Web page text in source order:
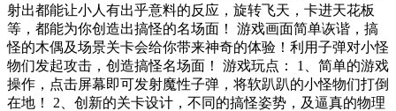
射出都能让小人有出乎意料的反应，旋转飞天，卡进天花板
等，都能为你创造出搞怪的名场面！ 游戏画面简单诙谐，搞
怪的木偶及场景关卡会给你带来神奇的体验！利用子弹对小怪
物们发起攻击，创造搞怪名场面！ 游戏玩点： 1、简单的游戏
操作，点击屏幕即可发射魔性子弹，将软趴趴的小怪物们打倒
在地！ 2、创新的关卡设计，不同的搞怪姿势，及逼真的物理